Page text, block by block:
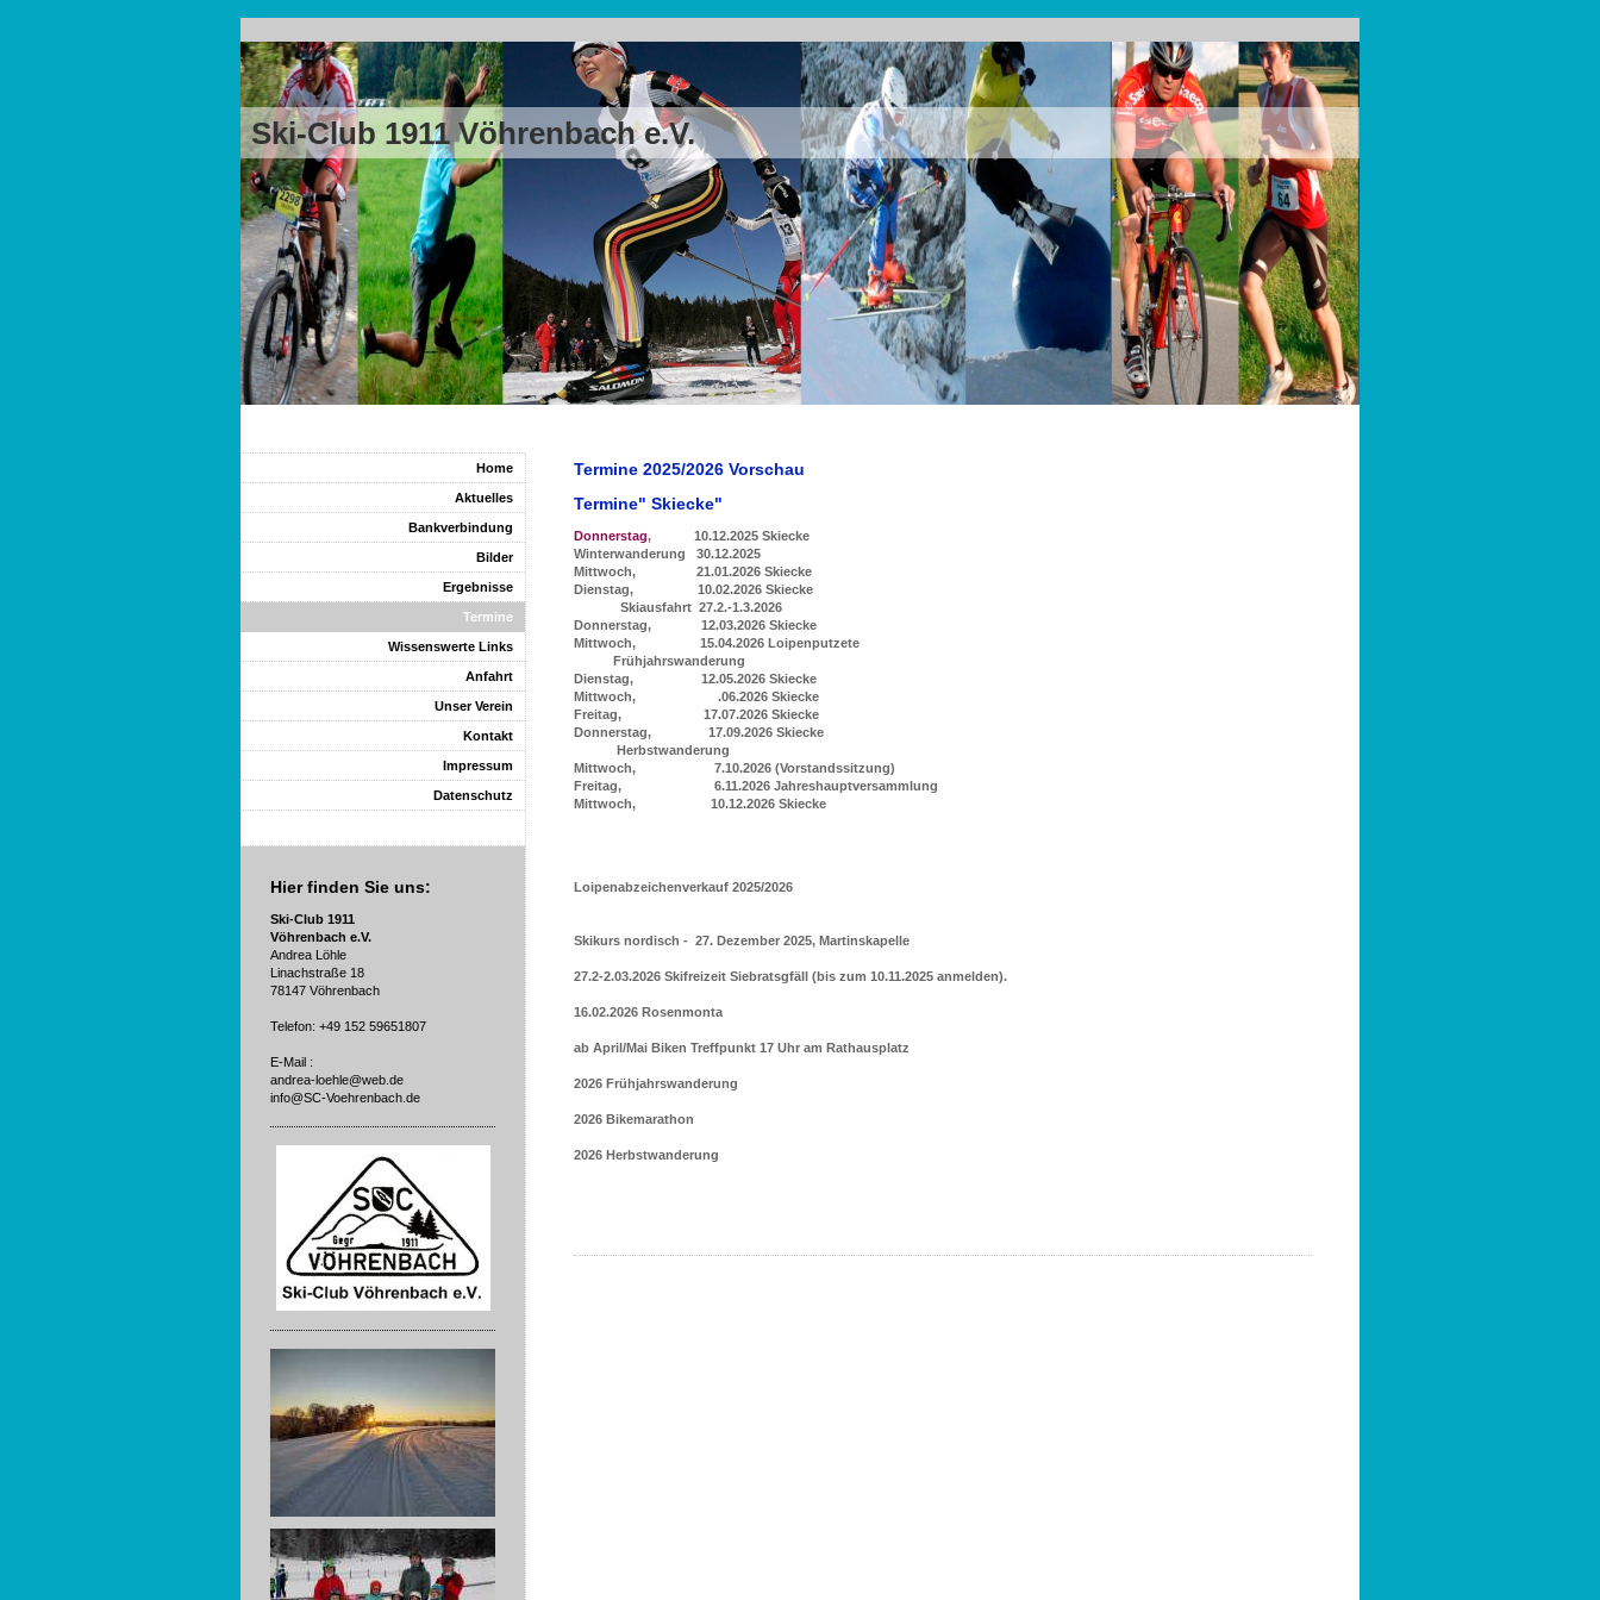
Ski-Club 1911 Vöhrenbach e.V.
Termine 2025/2026 Vorschau
Termine" Skiecke"
Donnerstag, 10.12.2025 Skiecke
Winterwanderung 30.12.2025
Mittwoch, 21.01.2026 Skiecke
Dienstag, 10.02.2026 Skiecke
Skiausfahrt 27.2.-1.3.2026
Donnerstag, 12.03.2026 Skiecke
Mittwoch, 15.04.2026 Loipenputzete
Frühjahrswanderung
Dienstag, 12.05.2026 Skiecke
Mittwoch, .06.2026 Skiecke
Freitag, 17.07.2026 Skiecke
Donnerstag, 17.09.2026 Skiecke
Herbstwanderung
Mittwoch, 7.10.2026 (Vorstandssitzung)
Freitag, 6.11.2026 Jahreshauptversammlung
Mittwoch, 10.12.2026 Skiecke
Loipenabzeichenverkauf 2025/2026
Skikurs nordisch - 27. Dezember 2025, Martinskapelle
27.2-2.03.2026 Skifreizeit Siebratsgfäll (bis zum 10.11.2025 anmelden).
16.02.2026 Rosenmonta
ab April/Mai Biken Treffpunkt 17 Uhr am Rathausplatz
2026 Frühjahrswanderung
2026 Bikemarathon
2026 Herbstwanderung
Home
Aktuelles
Bankverbindung
Bilder
Ergebnisse
Termine
Wissenswerte Links
Anfahrt
Unser Verein
Kontakt
Impressum
Datenschutz
Hier finden Sie uns:
Ski-Club 1911
Vöhrenbach e.V.
Andrea Löhle
Linachstraße 18
78147 Vöhrenbach
Telefon: +49 152 59651807
E-Mail :
andrea-loehle@web.de
info@SC-Voehrenbach.de